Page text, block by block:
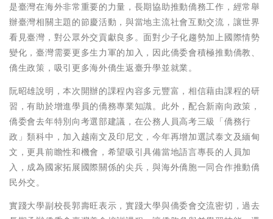
是臺灣在海外非常重要的力量，長期協助推動僑務工作，經常舉
辦臺灣相關主題的節慶活動，與當地主流社會互動交流，讓世界
看見臺灣，對公眾外交貢獻良多。面對少子化趨勢加上國際情勢
變化，臺灣需要更多生力軍的加入，因此僑委會積極推動僑教、
僑生政策，吸引更多海外僑生返臺升學並就業。
阮昭雄說明，本次開辦的課程內容多元豐富，相信藉由課程的研
習，有助於增進學員的僑務專業知識。此外，配合新南向政策，
僑委會去年特別向考選部建議，在公務人員高考三級「僑務行
政」類科中，加入越南文及印尼文，今年再增加選試泰文及緬甸
文，更具前瞻性和機會，希望吸引具備當地語言專長的人員加
入，成為國家拓展國際關係的尖兵，與海外僑胞一同合作推動僑
民外交。
實踐大學副校長郭壽旺表示，實踐大學與僑委會交流密切，過去